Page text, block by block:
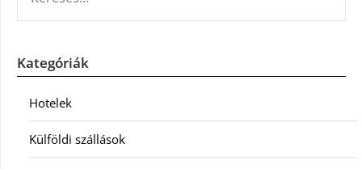
Kategóriák
Hotelek
Külföldi szállások